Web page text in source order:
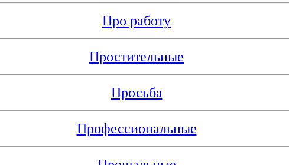
Про работу
Простительные
Просьба
Профессиональные